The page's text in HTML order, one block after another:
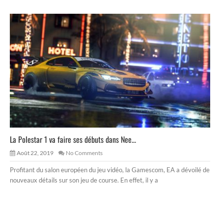
La Polestar 1 va faire ses débuts dans Nee...
Août 22, 2019 No Comments
Profitant du salon européen du jeu vidéo, la Gamescom, EA a dévoilé de
nouveaux détails sur son jeu de course. En effet, il y a